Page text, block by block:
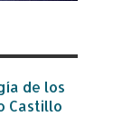
de los
Castillo